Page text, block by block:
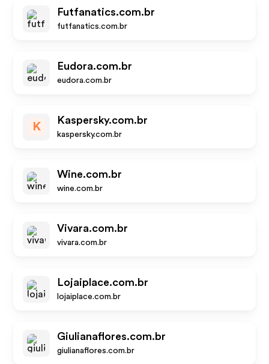
Futfanatics.com.br
futfanatics.com.br
Eudora.com.br
eudora.com.br
K
Kaspersky.com.br
kaspersky.com.br
Wine.com.br
wine.com.br
Vivara.com.br
vivara.com.br
Lojaiplace.com.br
lojaiplace.com.br
Giulianaflores.com.br
giulianaflores.com.br